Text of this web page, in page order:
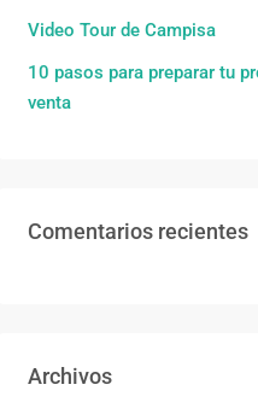
Video Tour de Campisa
10 pasos para preparar tu
venta
Comentarios recientes
Archivos